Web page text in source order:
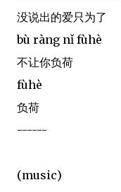
没说出的爱只为了
bù ràng nǐ fùhè
不让你负荷
fùhè
负荷
------
(music)